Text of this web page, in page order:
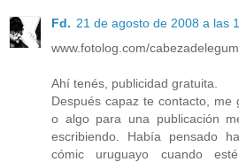
Fd. 21 de agosto de 2008 a las
www.fotolog.com/
Ahí tenés, publicidad gratuita.
Después capaz te contacto, me
o algo para una publicación
escribiendo. Había pensado
cómic uruguayo cuando